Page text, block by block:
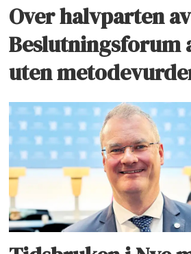
Over halvparten
Beslutningsforum
uten